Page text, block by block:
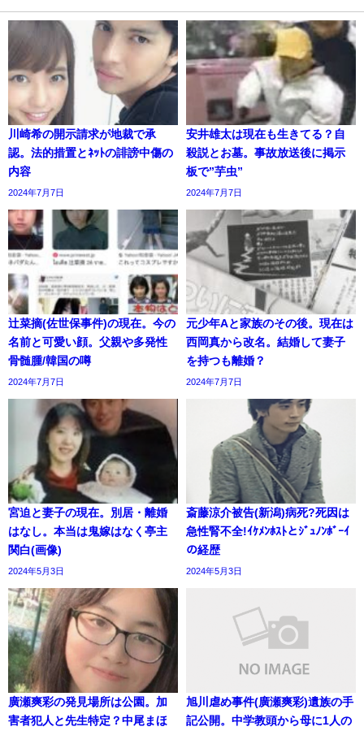
川崎希の開示請求が地裁で承
認。法的措置とﾈｯﾄの誹謗中傷の
内容
2024年7月7日
安井雄太は現在も生きてる？自
殺説とお墓。事故放送後に掲示
板で”芋虫”
2024年7月7日
辻菜摘(佐世保事件)の現在。今の
名前と可愛い顔。父親や多発性
骨髄腫/韓国の噂
2024年7月7日
元少年Aと家族のその後。現在は
西岡真から改名。結婚して妻子
を持つも離婚？
2024年7月7日
宮迫と妻子の現在。別居・離婚
はなし。本当は鬼嫁はなく亭主
関白(画像)
2024年5月3日
斎藤涼介被告(新潟)病死?死因は
急性腎不全!ｲｹﾒﾝﾎｽﾄとｼﾞｭﾉﾝﾎﾞｰｲ
の経歴
2024年5月3日
廣瀬爽彩の発見場所は公園。加
害者犯人と先生特定？中尾まほ
旭川虐め事件(廣瀬爽彩)遺族の手
記公開。中学教頭から母に1人の